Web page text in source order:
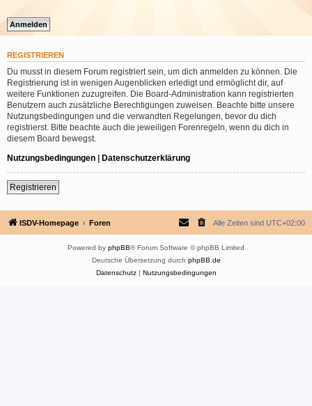
REGISTRIEREN
Du musst in diesem Forum registriert sein, um dich anmelden zu können. Die
Registrierung ist in wenigen Augenblicken erledigt und ermöglicht dir, auf
weitere Funktionen zuzugreifen. Die Board-Administration kann registrierten
Benutzern auch zusätzliche Berechtigungen zuweisen. Beachte bitte unsere
Nutzungsbedingungen und die verwandten Regelungen, bevor du dich
registrierst. Bitte beachte auch die jeweiligen Forenregeln, wenn du dich in
diesem Board bewegst.
Nutzungsbedingungen | Datenschutzerklärung
Registrieren
ISDV-Homepage Foren Alle Zeiten sind UTC+02:00
Powered by phpBB® Forum Software © phpBB Limited
Deutsche Übersetzung durch phpBB.de
Datenschutz| Nutzungsbedingungen